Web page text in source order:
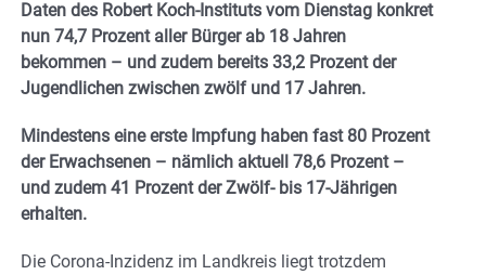
Daten des Robert Koch-Instituts vom Dienstag konkret
nun 74,7 Prozent aller Bürger ab 18 Jahren
bekommen – und zudem bereits 33,2 Prozent der
Jugendlichen zwischen zwölf und 17 Jahren.
Mindestens eine erste Impfung haben fast 80 Prozent
der Erwachsenen – nämlich aktuell 78,6 Prozent –
und zudem 41 Prozent der Zwölf- bis 17-Jährigen
erhalten.
Die Corona-Inzidenz im Landkreis liegt trotzdem